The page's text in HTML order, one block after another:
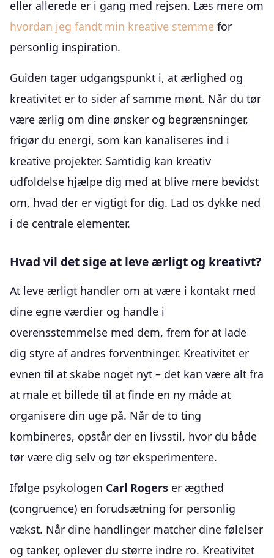
eller allerede er i gang med rejsen. Læs mere om
hvordan jeg fandt min kreative stemme for
personlig inspiration.
Guiden tager udgangspunkt i, at ærlighed og
kreativitet er to sider af samme mønt. Når du tør
være ærlig om dine ønsker og begrænsninger,
frigør du energi, som kan kanaliseres ind i
kreative projekter. Samtidig kan kreativ
udfoldelse hjælpe dig med at blive mere bevidst
om, hvad der er vigtigt for dig. Lad os dykke ned
i de centrale elementer.
Hvad vil det sige at leve ærligt og kreativt?
At leve ærligt handler om at være i kontakt med
dine egne værdier og handle i
overensstemmelse med dem, frem for at lade
dig styre af andres forventninger. Kreativitet er
evnen til at skabe noget nyt – det kan være alt fra
at male et billede til at finde en ny måde at
organisere din uge på. Når de to ting
kombineres, opstår der en livsstil, hvor du både
tør være dig selv og tør eksperimentere.
Ifølge psykologen Carl Rogers er ægthed
(congruence) en forudsætning for personlig
vækst. Når dine handlinger matcher dine følelser
og tanker, oplever du større indre ro. Kreativitet